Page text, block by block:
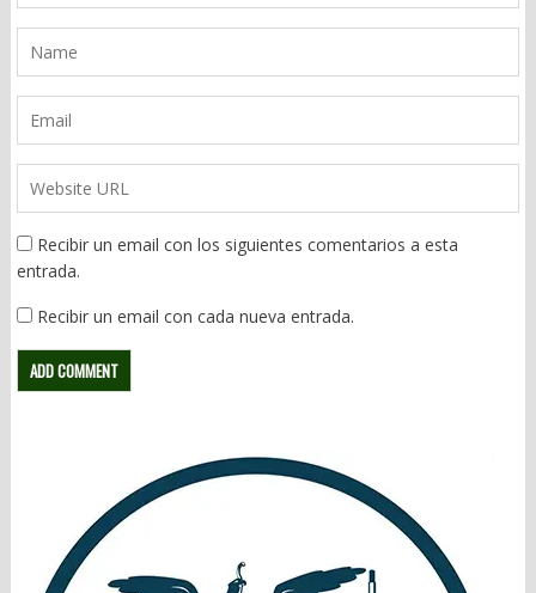
Recibir un email con los siguientes comentarios a esta
entrada.
Recibir un email con cada nueva entrada.